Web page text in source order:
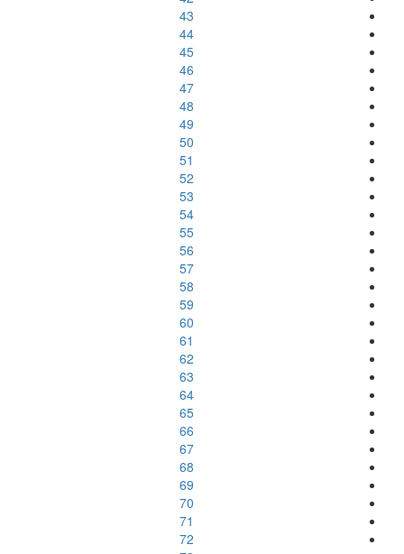
43
44
45
46
47
48
49
50
51
52
53
54
55
56
57
58
59
60
61
62
63
64
65
66
67
68
69
70
71
72